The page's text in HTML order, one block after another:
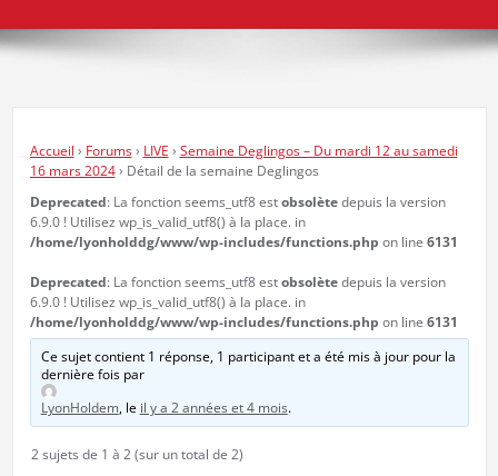
Accueil › Forums › LIVE › Semaine Deglingos – Du mardi 12 au samedi
16 mars 2024 › Détail de la semaine Deglingos
Deprecated: La fonction seems_utf8 estobsolètedepuis la version
6.9.0 ! Utilisez wp_is_valid_utf8() à la place. in
/home/lyonholddg/www/wp-includes/functions.php on line 6131
Deprecated: La fonction seems_utf8 estobsolètedepuis la version
6.9.0 ! Utilisez wp_is_valid_utf8() à la place. in
/home/lyonholddg/www/wp-includes/functions.php on line 6131
Ce sujet contient 1 réponse, 1 participant et a été mis à jour pour la
dernière fois par
LyonHoldem, le il y a 2 années et 4 mois.
2 sujets de 1 à 2 (sur un total de 2)